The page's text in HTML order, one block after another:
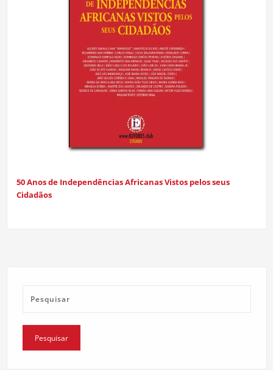
50 Anos de Independências Africanas Vistos pelos seus
Cidadãos